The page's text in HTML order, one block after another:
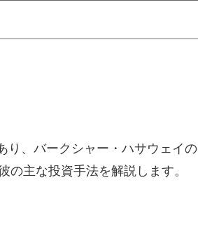
り、バークシャー・ハサウェイの
主な投資手法を解説します。